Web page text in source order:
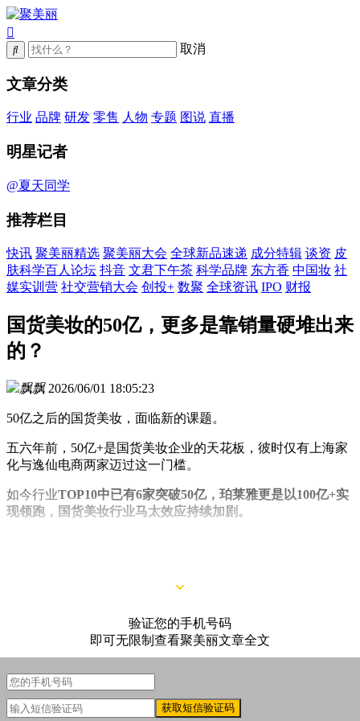
取消
文章分类
行业 品牌 研发 零售 人物 专题 图说 直播
明星记者
@夏天同学
推荐栏目
快讯 聚美丽精选 聚美丽大会 全球新品速递 成分特辑 谈资 皮
肤科学百人论坛 抖音 文君下午茶 科学品牌 东方香 中国妆 社
媒实训营 社交营销大会 创投+ 数聚 全球资讯 IPO 财报
国货美妆的50亿，更多是靠销量硬堆出来
的？
飘飘 2026/06/01 18:05:23
50亿之后的国货美妆，面临新的课题。
五六年前，50亿+是国货美妆企业的天花板，彼时仅有上海家
化与逸仙电商两家迈过这一门槛。
如今行业TOP10中已有6家突破50亿，珀莱雅更是以100亿+实
现领跑，国货美妆行业马太效应持续加剧。
验证您的手机号码
即可无限制查看聚美丽文章全文
获取短信验证码